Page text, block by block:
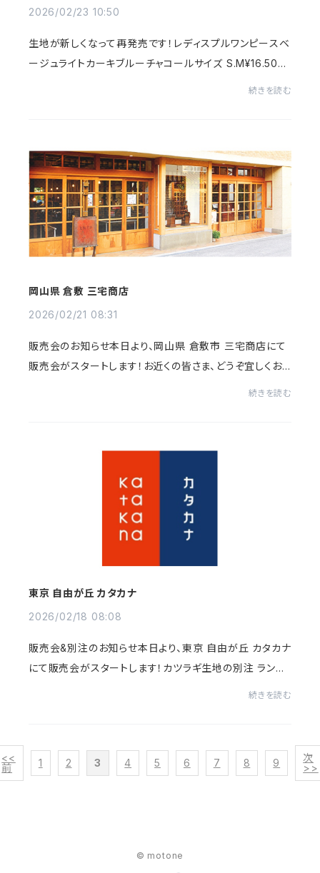
2026/02/23 10:50
生地が新しくなって再発売です！レディスプルワンピースベ
ージュライトカーキブルーチャコールサイズ S.M¥16.500
続きを読む
岡山県 倉敷 三宅商店
2026/02/21 08:31
販売会のお知らせ本日より、岡山県 倉敷市 三宅商店にて
販売会がスタートします！お近くの皆さま、どうぞ宜しくお
続きを読む
東京 自由が丘 カタカナ
2026/02/18 08:08
販売会&別注のお知らせ本日より、東京 自由が丘 カタカナ
にて販売会がスタートします！カツラギ生地の別注 ランバ
続きを読む
<<
前
1 2 3 4 5 6 7 8 9
次
>>
© motone